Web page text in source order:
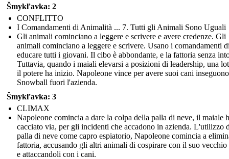
Šmykľavka: 2
CONFLITTO
I Comandamenti di Animalità ... 7. Tutti gli Animali Sono Uguali
Gli animali cominciano a leggere e scrivere e avere credenze. Gli
animali cominciano a leggere e scrivere. Usano i comandamenti
educare tutti i giovani. Il cibo è abbondante, e la fattoria senza
Tuttavia, quando i maiali elevarsi a posizioni di leadership, una
il potere ha inizio. Napoleone vince per avere suoi cani inseguono
Snowball fuori l'azienda.
Šmykľavka: 3
CLIMAX
Napoleone comincia a dare la colpa della palla di neve, il maiale
cacciato via, per gli incidenti che accadono in azienda. L'utilizzo
palla di neve come capro espiatorio, Napoleone comincia a
fattoria, accusando gli altri animali di cospirare con il suo
e attaccandoli con i cani.